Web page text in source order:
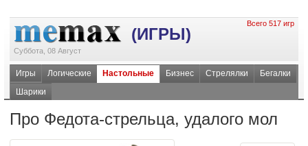
(ИГРЫ)
Суббота, 08 Август
Всего 517 игр
Игры Логические Настольные Бизнес Стрелялки
Бегалки
Шарики
Про Федота-стрельца, удалого мол